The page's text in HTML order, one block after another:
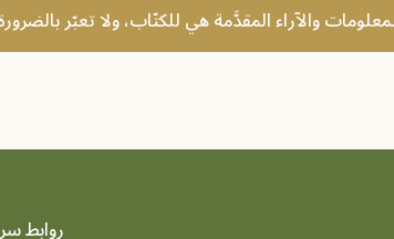
والآراء المقدَّمة هي للكتّاب، ولا تعبّر
روابط